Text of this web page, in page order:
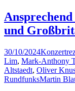
und
30/10/2024
Lim, Mark-Anthony
Altstaedt, Oliver
RundfunksMartin